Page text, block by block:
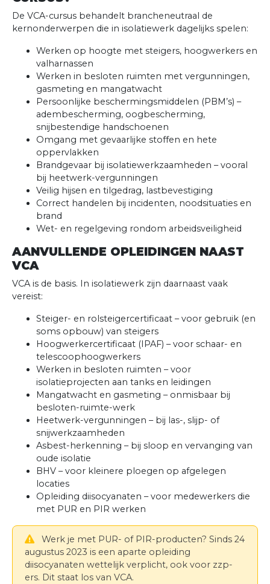
De VCA-cursus behandelt brancheneutraal de
kernonderwerpen die in isolatiewerk dagelijks spelen:
Werken op hoogte met steigers, hoogwerkers en
valharnassen
Werken in besloten ruimten met vergunningen,
gasmeting en mangatwacht
Persoonlijke beschermingsmiddelen (PBM’s) –
adembescherming, oogbescherming,
snijbestendige handschoenen
Omgang met gevaarlijke stoffen en hete
oppervlakken
Brandgevaar bij isolatiewerkzaamheden – vooral
bij heetwerk-vergunningen
Veilig hijsen en tilgedrag, lastbevestiging
Correct handelen bij incidenten, noodsituaties en
brand
Wet- en regelgeving rondom arbeidsveiligheid
AANVULLENDE OPLEIDINGEN NAAST
VCA
VCA is de basis. In isolatiewerk zijn daarnaast vaak
vereist:
Steiger- en rolsteigercertificaat – voor gebruik (en
soms opbouw) van steigers
Hoogwerkercertificaat (IPAF) – voor schaar- en
telescoophoogwerkers
Werken in besloten ruimten – voor
isolatieprojecten aan tanks en leidingen
Mangatwacht en gasmeting – onmisbaar bij
besloten-ruimte-werk
Heetwerk-vergunningen – bij las-, slijp- of
snijwerkzaamheden
Asbest-herkenning – bij sloop en vervanging van
oude isolatie
BHV – voor kleinere ploegen op afgelegen
locaties
Opleiding diisocyanaten – voor medewerkers die
met PUR en PIR werken
Werk je met PUR- of PIR-producten? Sinds 24
augustus 2023 is een aparte opleiding
diisocyanaten wettelijk verplicht, ook voor zzp-
ers. Dit staat los van VCA.